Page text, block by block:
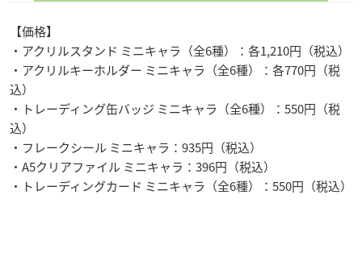
【価格】
・アクリルスタンド ミニキャラ（全6種）：各1,210円（税込）
・アクリルキーホルダー ミニキャラ（全6種）：各770円（税
込）
・トレーディング缶バッジ ミニキャラ（全6種）：550円（税
込）
・フレークシール ミニキャラ：935円（税込）
・A5クリアファイル ミニキャラ：396円（税込）
・トレーディングカード ミニキャラ（全6種）：550円（税込）